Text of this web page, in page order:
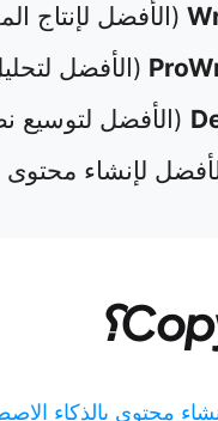
(الأفضل لإنتاج
(الأفضل
(الأفضل لتوسيع
لإنشاء
محتوى بالذكاء